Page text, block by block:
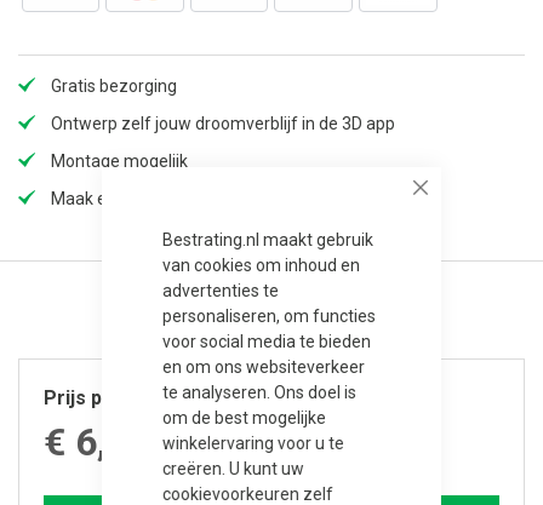
Bestrating.nl maakt gebruik
van cookies om inhoud en
advertenties te
personaliseren, om functies
voor social media te bieden
en om ons websiteverkeer
te analyseren. Ons doel is
om de best mogelijke
winkelervaring voor u te
creëren. U kunt uw
cookievoorkeuren zelf
Gratis bezorging
Ontwerp zelf jouw droomverblijf in de 3D app
Montage mogelijk
Maak een afspraak in onze showroom
Prijs per stuk
€ 6,330.00